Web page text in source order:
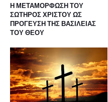
Η ΜΕΤΑΜΟΡΦΩΣΗ ΤΟΥ
ΣΩΤΗΡΟΣ ΧΡΙΣΤΟΥ ΩΣ
ΠΡΟΓΕΥΣΗ ΤΗΣ ΒΑΣΙΛΕΙΑΣ
ΤΟΥ ΘΕΟΥ